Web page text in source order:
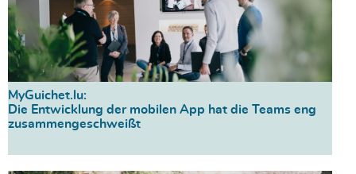
MyGuichet.lu:
Die Entwicklung der mobilen App hat die Teams eng
zusammengeschweißt